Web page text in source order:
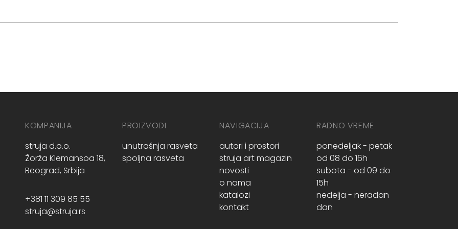
KOMPANIJA
struja d.o.o.
Žorža Klemansoa 18,
Beograd, Srbija
+381 11 309 85 55
struja@struja.rs
PROIZVODI
unutrašnja rasveta
spoljna rasveta
NAVIGACIJA
autori i prostori
struja art magazin
novosti
o nama
katalozi
kontakt
RADNO VREME
ponedeljak - petak
od 08 do 16h
subota - od 09 do
15h
nedelja - neradan
dan